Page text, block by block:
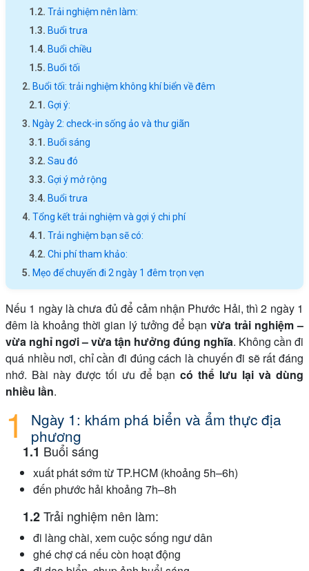
Trải nghiệm nên làm:
Buổi trưa
Buổi chiều
Buổi tối
Buổi tối: trải nghiệm không khí biển về đêm
Gợi ý:
Ngày 2: check-in sống ảo và thư giãn
Buổi sáng
Sau đó
Gợi ý mở rộng
Buổi trưa
Tổng kết trải nghiệm và gợi ý chi phí
Trải nghiệm bạn sẽ có:
Chi phí tham khảo:
Mẹo để chuyến đi 2 ngày 1 đêm trọn vẹn
Nếu 1 ngày là chưa đủ để cảm nhận Phước Hải, thì 2 ngày 1
đêm là khoảng thời gian lý tưởng để bạn vừa trải nghiệm –
vừa nghỉ ngơi – vừa tận hưởng đúng nghĩa. Không cần đi
quá nhiều nơi, chỉ cần đi đúng cách là chuyến đi sẽ rất đáng
nhớ. Bài này được tối ưu để bạncó thể lưu lại và dùng
nhiều lần.
Ngày 1: khám phá biển và ẩm thực địa
phương
Buổi sáng
xuất phát sớm từ TP.HCM (khoảng 5h–6h)
đến phước hải khoảng 7h–8h
Trải nghiệm nên làm:
đi làng chài, xem cuộc sống ngư dân
ghé chợ cá nếu còn hoạt động